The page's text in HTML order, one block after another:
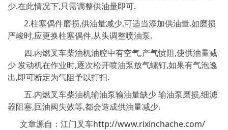
少.在此情况下,只需调整供油量即可.
2.柱塞偶件磨损,供油量减少,可适当添加供油量.如磨损
严峻时,应更换柱塞偶件,从头调整喷油泵.
四.内燃叉车柴油机油腔中有空气,产气愤阻,使供油量减
少 发动机在作业时,逐次松开喷油泵放气螺钉,如果有气泡逸
出,即可断定为气阻予以打扫.
五.内燃叉车柴油机输油泵输油量缺少 输油泵磨损,细滤
器阻塞,回油阀失效等,都会造成供油量减少.
文章源自：江门叉车http://www.rixinchache.com/